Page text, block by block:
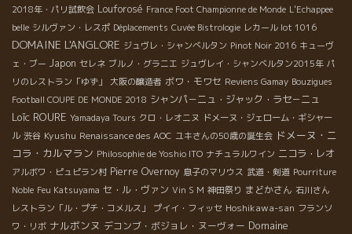
2018年・パリ試飲会 Louforosé France Foot Championne de Monde L'Echappee
belle シルヴァン・レスポ Déplacements Cuvée Bistrologie レカール lot 1016
DOMAINE L'ANGLORE ジュヴレ・シャンべルタン Pinot Noir 2016 キューヴ
ェ・ブー Japon セレネ ブルノ・グラニエ ジュヴレイ・シャンベルタン2015年 パ
リのレストラン「ゆず」
大阪の醸造者 ボワ・モワセ Reviens Gamay Bouzigues
Football COUPE DE MONDE 2018 シャンパ－ニュ・ジャック・ラセ－ニュ
Loïc ROURE Yamadaya Tours クロ・レオニヌ ドメーヌ・ジェローム・ギシャー
ル 渋谷 Kyushu Renaissance des AOC ユキさんの50歳の誕生会 ドメーヌ・ニ
コラ・カルマラン Philosophie de Yoshio ITO ナチュラルワイン ニコラ・レオ
アルボワ・ピュピラン村 Pierre Overnoy 息子のマリウス 武道・剣道 Pourriture
Noble Feu Katsuyama セ・ル・ヴァン Vin S M 神田祭り まどかさん 石川さん
レストラン「ル・プチ・コメルス」
プイイ・フィッセ Hoshikawa-san フランソ
ワ・リボ ナルボンヌ デコンブ・ボジョレ・ヌーヴォー Domaine